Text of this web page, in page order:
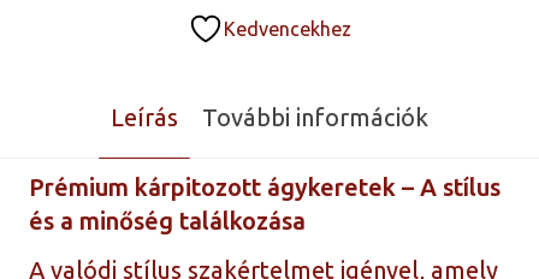
Kedvencekhez
Leírás További információk
Prémium kárpitozott ágykeretek – A stílus
és a minőség találkozása
A valódi stílus szakértelmet igényel, amely